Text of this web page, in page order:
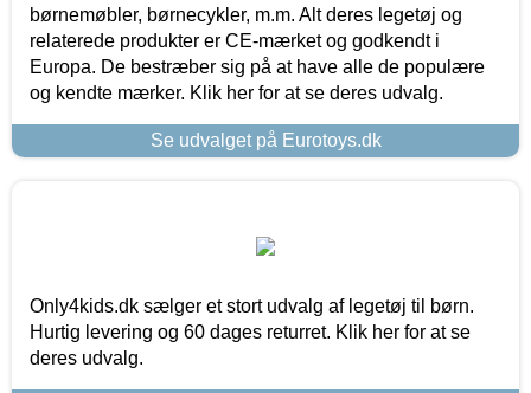
børnemøbler, børnecykler, m.m. Alt deres legetøj og
relaterede produkter er CE-mærket og godkendt i
Europa. De bestræber sig på at have alle de populære
og kendte mærker. Klik her for at se deres udvalg.
Se udvalget på Eurotoys.dk
Only4kids.dk sælger et stort udvalg af legetøj til børn.
Hurtig levering og 60 dages returret. Klik her for at se
deres udvalg.